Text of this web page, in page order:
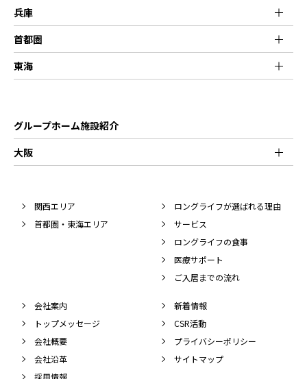
兵庫
首都圏
東海
グループホーム施設紹介
大阪
関西エリア
首都圏・東海エリア
ロングライフが選ばれる理由
サービス
ロングライフの食事
医療サポート
ご入居までの流れ
会社案内
トップメッセージ
会社概要
会社沿革
採用情報
新着情報
CSR活動
プライバシーポリシー
サイトマップ